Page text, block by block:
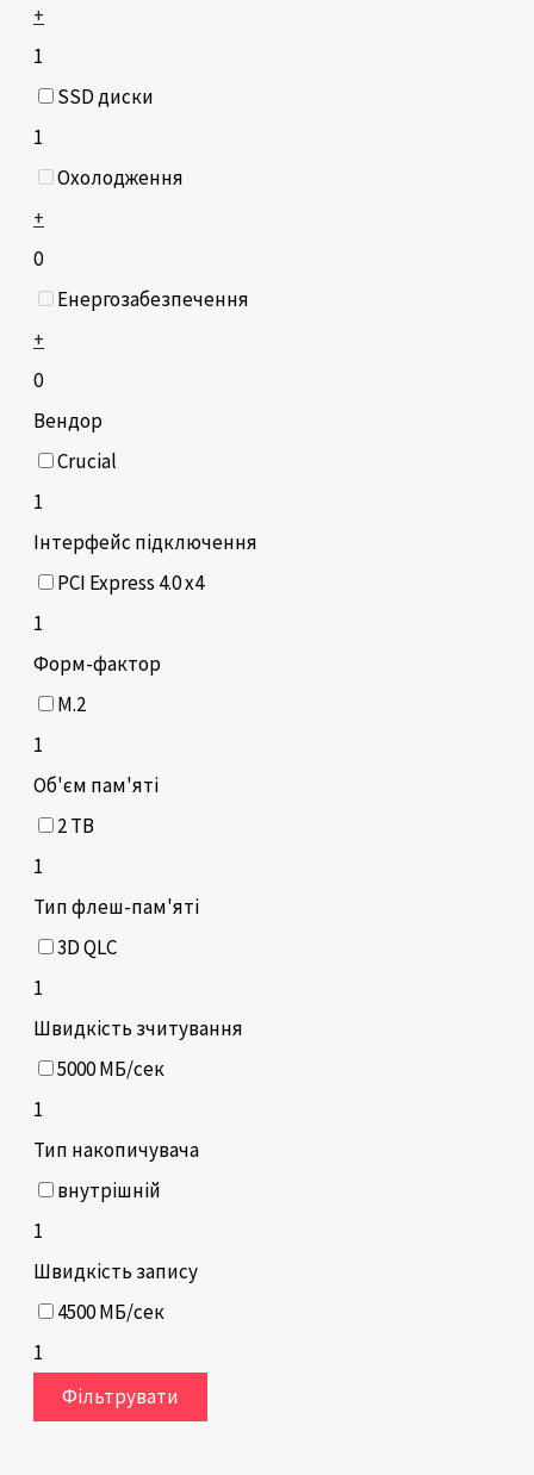
+
1
SSD диски
1
Охолодження
+
0
Енергозабезпечення
+
0
Вендор
Crucial
1
Інтерфейс підключення
PCI Express 4.0 x4
1
Форм-фактор
M.2
1
Об'єм пам'яті
2 TB
1
Тип флеш-пам'яті
3D QLC
1
Швидкість зчитування
5000 МБ/сек
1
Тип накопичувача
внутрішній
1
Швидкість запису
4500 МБ/сек
1
Фільтрувати